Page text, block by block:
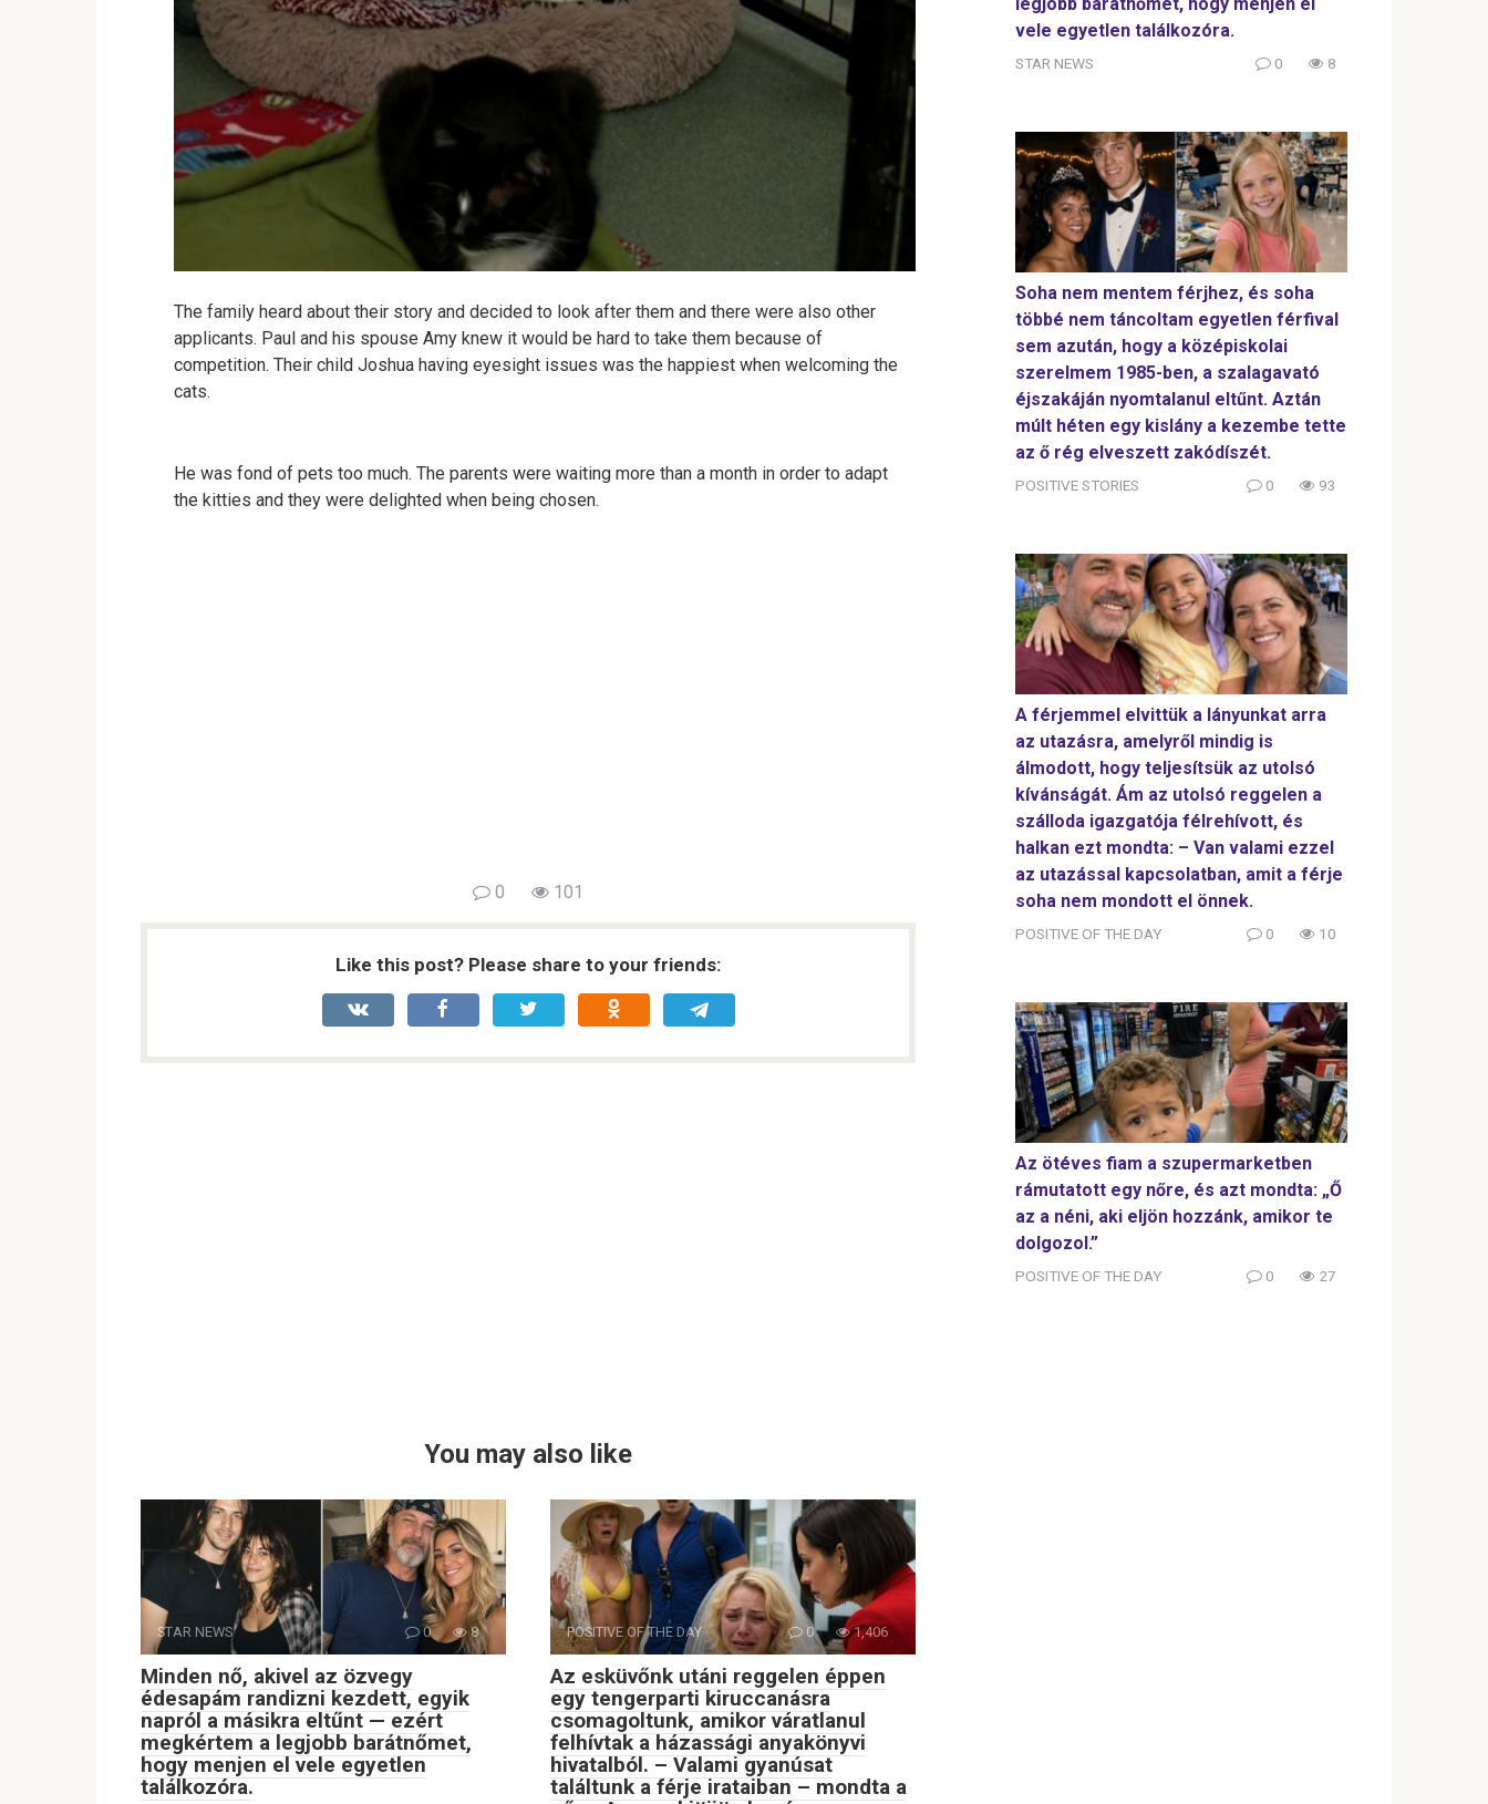
The family heard about their story and decided to look after them and there were also other
applicants. Paul and his spouse Amy knew it would be hard to take them because of
competition. Their child Joshua having eyesight issues was the happiest when welcoming the
cats.
He was fond of pets too much. The parents were waiting more than a month in order to adapt
the kitties and they were delighted when being chosen.
0 101
Like this post? Please share to your friends:
You may also like
STAR NEWS 0 8
Minden nő, akivel az özvegy
édesapám randizni kezdett, egyik
napról a másikra eltűnt — ezért
megkértem a legjobb barátnőmet,
hogy menjen el vele egyetlen
találkozóra.
POSITIVE OF THE DAY 0 1,406
Az esküvőnk utáni reggelen éppen
egy tengerparti kiruccanásra
csomagoltunk, amikor váratlanul
felhívtak a házassági anyakönyvi
hivatalból. – Valami gyanúsat
találtunk a férje irataiban – mondta a
vele egyetlen találkozóra.
STAR NEWS 0 8
Soha nem mentem férjhez, és soha
többé nem táncoltam egyetlen férfival
sem azután, hogy a középiskolai
szerelmem 1985-ben, a szalagavató
éjszakáján nyomtalanul eltűnt. Aztán
múlt héten egy kislány a kezembe tette
az ő rég elveszett zakódíszét.
POSITIVE STORIES 0 93
A férjemmel elvittük a lányunkat arra
az utazásra, amelyről mindig is
álmodott, hogy teljesítsük az utolsó
kívánságát. Ám az utolsó reggelen a
szálloda igazgatója félrehívott, és
halkan ezt mondta: – Van valami ezzel
az utazással kapcsolatban, amit a férje
soha nem mondott el önnek.
POSITIVE OF THE DAY 0 10
Az ötéves fiam a szupermarketben
rámutatott egy nőre, és azt mondta: „Ő
az a néni, aki eljön hozzánk, amikor te
dolgozol.”
POSITIVE OF THE DAY 0 27